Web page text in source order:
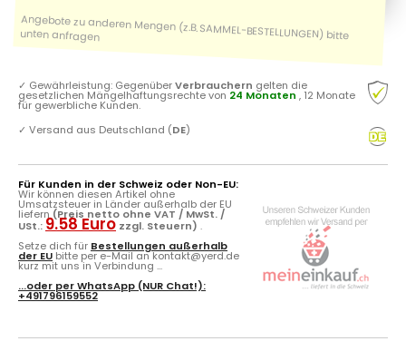
✓ Gewährleistung: GegenüberVerbrauchern gelten die
gesetzlichen Mängelhaftungsrechte von 24 Monaten , 12 Monate
für gewerbliche Kunden.
✓ Versand aus Deutschland (DE)
Für Kunden in der Schweiz oder Non-EU:
Wir können diesen Artikel ohne
Umsatzsteuer in Länder außerhalb der EU
liefern(Preis netto ohne VAT / MwSt. /
USt.: 9.58 Euro zzgl. Steuern) .
Setze dich für Bestellungen außerhalb
der EU bitte per e-Mail an kontakt@yerd.de
kurz mit uns in Verbindung ...
...oder perWhatsApp (NUR Chat!):
+491796159552